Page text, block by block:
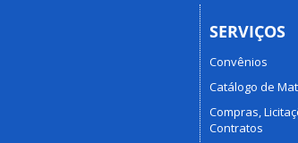
SERVIÇOS
Convênios
Catálogo de
Compras,
Contratos